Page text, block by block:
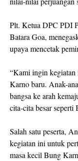
Plt. Ketua DPC PDI
Batara Goa,
upaya mencetak
“Kami ingin
Karno baru. Anak-
bangsa ke arah
cita-cita besar
Salah satu peserta,
kegiatan ini untuk
masa kecil Bung